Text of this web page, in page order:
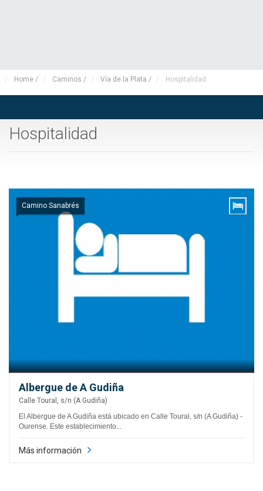
Home / Caminos / Vía de la Plata / Hospitalidad
Hospitalidad
Camino Sanabrés
Albergue de A Gudiña
Calle Toural, s/n (A Gudiña)
El Albergue de A Gudiña está ubicado en Calle Toural, s/n (A Gudiña) -
Ourense. Este establecimiento...
Más información